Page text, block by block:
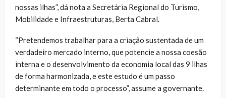
nossas ilhas”, dá nota a Secretária Regional do Turismo,
Mobilidade e Infraestruturas, Berta Cabral.
“Pretendemos trabalhar para a criação sustentada de um
verdadeiro mercado interno, que potencie a nossa coesão
interna e o desenvolvimento da economia local das 9 ilhas
de forma harmonizada, e este estudo é um passo
determinante em todo o processo”, assume a governante.